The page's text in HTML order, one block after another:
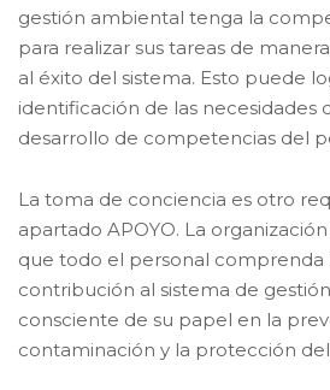
gestión ambiental tenga la
para realizar sus tareas de
al éxito del sistema. Esto puede
identificación de las necesidades
desarrollo de competencias del
La toma de conciencia es otro
apartado APOYO. La
que todo el personal comprenda
contribución al sistema de
consciente de su papel en la
contaminación y la protección